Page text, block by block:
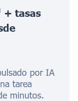
+ tasas
por IA
tarea
minutos.